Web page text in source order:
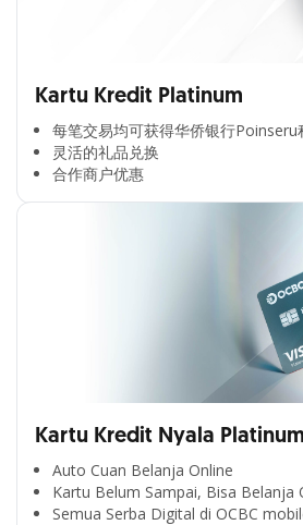
Kartu Kredit Platinum
每笔交易均可获得华侨银行Poinseru
灵活的礼品兑换​
合作商户优惠​
Kartu Kredit Nyala Platinum
Auto Cuan Belanja Online
Kartu Belum Sampai, Bisa Belanja
Semua Serba Digital di OCBC